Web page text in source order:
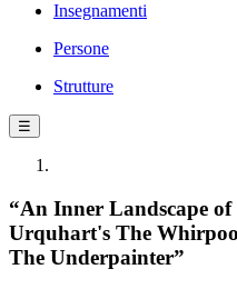
Insegnamenti
Persone
Strutture
☰
“An Inner Landscape of
Urquhart's The
The Underpainter”